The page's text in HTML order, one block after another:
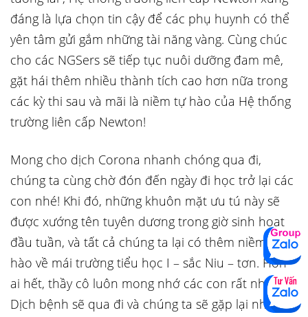
đáng là lựa chọn tin cậy để các phụ huynh có thể
yên tâm gửi gắm những tài năng vàng. Cùng chúc
cho các NGSers sẽ tiếp tục nuôi dưỡng đam mê,
gặt hái thêm nhiều thành tích cao hơn nữa trong
các kỳ thi sau và mãi là niềm tự hào của Hệ thống
trường liên cấp Newton!
Mong cho dịch Corona nhanh chóng qua đi,
chúng ta cùng chờ đón đến ngày đi học trở lại các
con nhé! Khi đó, những khuôn mặt ưu tú này sẽ
được xướng tên tuyên dương trong giờ sinh hoạt
đầu tuần, và tất cả chúng ta lại có thêm niềm tự
hào về mái trường tiểu học I – sắc Niu – tơn. Hơn
ai hết, thầy cô luôn mong nhớ các con rất nhiều.
Dịch bệnh sẽ qua đi và chúng ta sẽ gặp lại nhau